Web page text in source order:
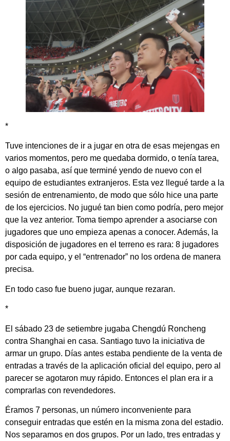
*
Tuve intenciones de ir a jugar en otra de esas mejengas en
varios momentos, pero me quedaba dormido, o tenía tarea,
o algo pasaba, así que terminé yendo de nuevo con el
equipo de estudiantes extranjeros. Esta vez llegué tarde a la
sesión de entrenamiento, de modo que sólo hice una parte
de los ejercicios. No jugué tan bien como podría, pero mejor
que la vez anterior. Toma tiempo aprender a asociarse con
jugadores que uno empieza apenas a conocer. Además, la
disposición de jugadores en el terreno es rara: 8 jugadores
por cada equipo, y el “entrenador” no los ordena de manera
precisa.
En todo caso fue bueno jugar, aunque rezaran.
*
El sábado 23 de setiembre jugaba Chengdú Roncheng
contra Shanghai en casa. Santiago tuvo la iniciativa de
armar un grupo. Días antes estaba pendiente de la venta de
entradas a través de la aplicación oficial del equipo, pero al
parecer se agotaron muy rápido. Entonces el plan era ir a
comprarlas con revendedores.
Éramos 7 personas, un número inconveniente para
conseguir entradas que estén en la misma zona del estadio.
Nos separamos en dos grupos. Por un lado, tres entradas y